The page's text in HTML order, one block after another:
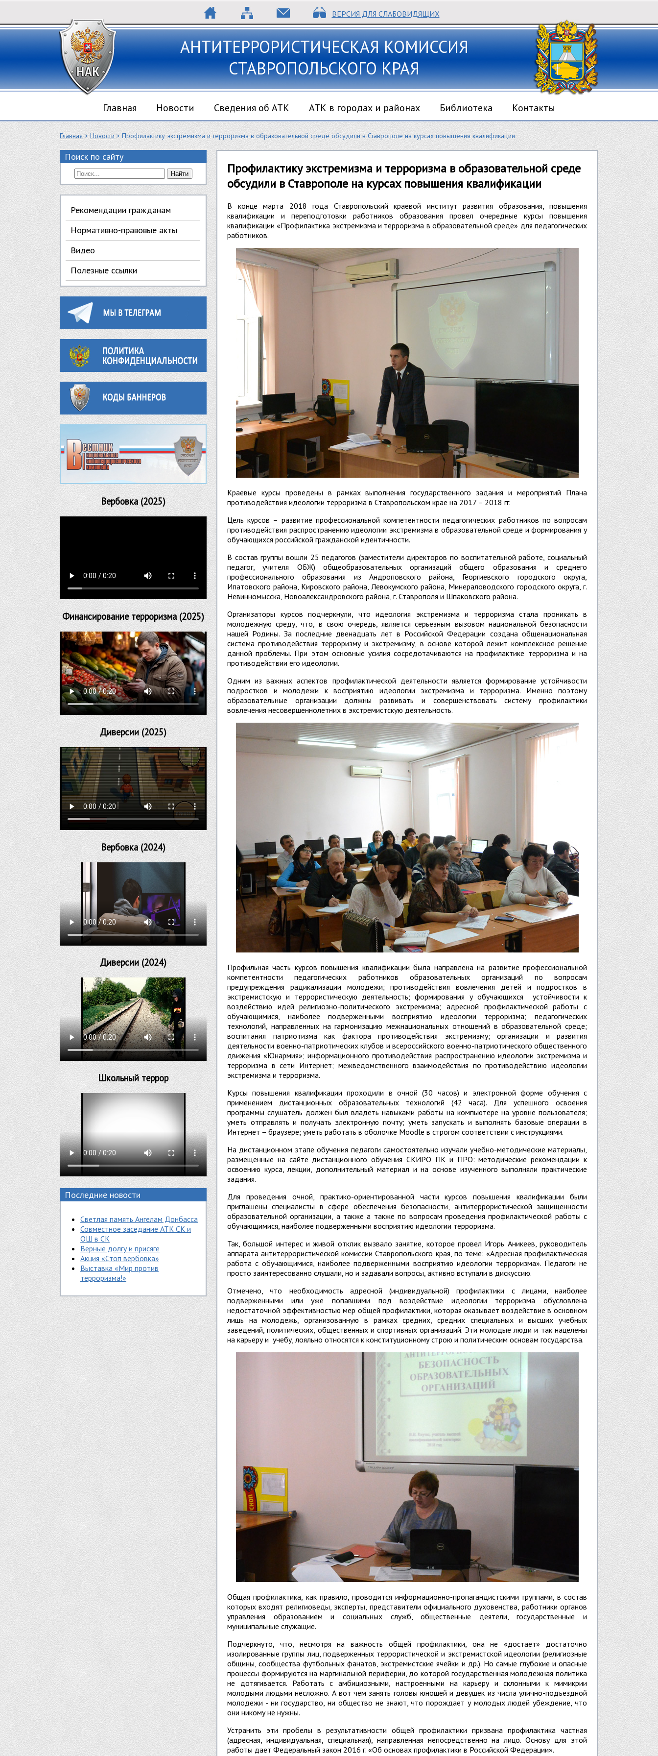
ВЕРСИЯ ДЛЯ СЛАБОВИДЯЩИХ
АНТИТЕРРОРИСТИЧЕСКАЯ КОМИССИЯ
СТАВРОПОЛЬСКОГО КРАЯ
Главная Новости Сведения об АТК АТК в городах и районах Библиотека Контакты
Главная>Новости> Профилактику экстремизма и терроризма в образовательной среде обсудили в Ставрополе на курсах повышения квалификации
Поиск по сайту
Найти
Рекомендации гражданам
Нормативно-правовые акты
Видео
Полезные ссылки
Вербовка (2025)
Финансирование терроризма (2025)
Диверсии (2025)
Вербовка (2024)
Диверсии (2024)
Школьный террор
Последние новости
Светлая память Ангелам Донбасса
Совместное заседание АТК СК и
ОШ в СК
Верные долгу и присяге
Акция «Стоп вербовка»
Выставка «Мир против
терроризма!»
Профилактику экстремизма и терроризма в образовательной среде
обсудили в Ставрополе на курсах повышения квалификации
В конце марта 2018 года Ставропольский краевой институт развития образования, повышения
квалификации и переподготовки работников образования провел очередные курсы повышения
квалификации «Профилактика экстремизма и терроризма в образовательной среде» для педагогических
работников.
Краевые курсы проведены в рамках выполнения государственного задания и мероприятий Плана
противодействия идеологии терроризма в Ставропольском крае на 2017 – 2018 гг.
Цель курсов – развитие профессиональной компетентности педагогических работников по вопросам
противодействия распространению идеологии экстремизма в образовательной среде и формирования у
обучающихся российской гражданской идентичности.
В состав группы вошли 25 педагогов (заместители директоров по воспитательной работе, социальный
педагог, учителя ОБЖ) общеобразовательных организаций общего образования и среднего
профессионального образования из Андроповского района, Георгиевского городского округа,
Ипатовского района, Кировского района, Левокумского района, Минераловодского городского округа, г.
Невинномысска, Новоалександровского района, г. Ставрополя и Шпаковского района.
Организаторы курсов подчеркнули, что идеология экстремизма и терроризма стала проникать в
молодежную среду, что, в свою очередь, является серьезным вызовом национальной безопасности
нашей Родины. За последние двенадцать лет в Российской Федерации создана общенациональная
система противодействия терроризму и экстремизму, в основе которой лежит комплексное решение
данной проблемы. При этом основные усилия сосредотачиваются на профилактике терроризма и на
противодействии его идеологии.
Одним из важных аспектов профилактической деятельности является формирование устойчивости
подростков и молодежи к восприятию идеологии экстремизма и терроризма. Именно поэтому
образовательные организации должны развивать и совершенствовать систему профилактики
вовлечения несовершеннолетних в экстремистскую деятельность.
Профильная часть курсов повышения квалификации была направлена на развитие профессиональной
компетентности педагогических работников образовательных организаций по вопросам
предупреждения радикализации молодежи; противодействия вовлечения детей и подростков в
экстремистскую и террористическую деятельность; формирования у обучающихся устойчивости к
воздействию идей религиозно-политического экстремизма; адресной профилактической работы с
обучающимися, наиболее подверженными восприятию идеологии терроризма; педагогических
технологий, направленных на гармонизацию межнациональных отношений в образовательной среде;
воспитания патриотизма как фактора противодействия экстремизму; организации и развития
деятельности военно-патриотических клубов и всероссийского военно-патриотического общественного
движения «Юнармия»; информационного противодействия распространению идеологии экстремизма и
терроризма в сети Интернет; межведомственного взаимодействия по противодействию идеологии
экстремизма и терроризма.
Курсы повышения квалификации проходили в очной (30 часов) и электронной форме обучения с
применением дистанционных образовательных технологий (42 часа). Для успешного освоения
программы слушатель должен был владеть навыками работы на компьютере на уровне пользователя;
уметь отправлять и получать электронную почту; уметь запускать и выполнять базовые операции в
Интернет – браузере; уметь работать в оболочке Moodle в строгом соответствии с инструкциями.
На дистанционном этапе обучения педагоги самостоятельно изучали учебно-методические материалы,
размещенные на сайте дистанционного обучения СКИРО ПК и ПРО: методические рекомендации к
освоению курса, лекции, дополнительный материал и на основе изученного выполняли практические
задания.
Для проведения очной, практико-ориентированной части курсов повышения квалификации были
приглашены специалисты в сфере обеспечения безопасности, антитеррористической защищенности
образовательной организации, а также а также по вопросам проведения профилактической работы с
обучающимися, наиболее подверженными восприятию идеологии терроризма.
Так, большой интерес и живой отклик вызвало занятие, которое провел Игорь Аникеев, руководитель
аппарата антитеррористической комиссии Ставропольского края, по теме: «Адресная профилактическая
работа с обучающимися, наиболее подверженными восприятию идеологии терроризма». Педагоги не
просто заинтересованно слушали, но и задавали вопросы, активно вступали в дискуссию.
Отмечено, что необходимость адресной (индивидуальной) профилактики с лицами, наиболее
подверженными или уже попавшими под воздействие идеологии терроризма обусловлена
недостаточной эффективностью мер общей профилактики, которая оказывает воздействие в основном
лишь на молодежь, организованную в рамках средних, средних специальных и высших учебных
заведений, политических, общественных и спортивных организаций. Эти молодые люди и так нацелены
на карьеру и учебу, лояльно относятся к конституционному строю и политическим основам государства.
Общая профилактика, как правило, проводится информационно-пропагандистскими группами, в состав
которых входят религиоведы, эксперты, представители официального духовенства, работники органов
управления образованием и социальных служб, общественные деятели, государственные и
муниципальные служащие.
Подчеркнуто, что, несмотря на важность общей профилактики, она не «достает» достаточно
изолированные группы лиц, подверженных террористической и экстремистской идеологии (религиозные
общины, сообщества футбольных фанатов, экстремистские ячейки и др.). Но самые глубокие и опасные
процессы формируются на маргинальной периферии, до которой государственная молодежная политика
не дотягивается. Работать с амбициозными, настроенными на карьеру и склонными к мимикрии
молодыми людьми несложно. А вот чем занять головы юношей и девушек из числа улично-подъездной
молодежи - ни государство, ни общество не знают, что порождает у молодых людей убеждение, что
они никому не нужны.
Устранить эти пробелы в результативности общей профилактики призвана профилактика частная
(адресная, индивидуальная, специальная), направленная непосредственно на лицо. Основу для этой
работы дает Федеральный закон 2016 г. «Об основах профилактики в Российской Федерации».